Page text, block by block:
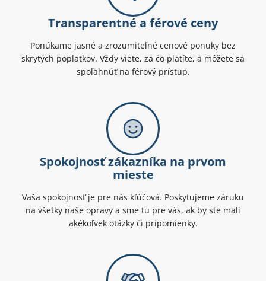
Transparentné a férové ceny
Ponúkame jasné a zrozumiteľné cenové ponuky bez
skrytých poplatkov. Vždy viete, za čo platíte, a môžete sa
spoľahnúť na férový prístup.
Spokojnosť zákazníka na prvom
mieste
Vaša spokojnosť je pre nás kľúčová. Poskytujeme záruku
na všetky naše opravy a sme tu pre vás, ak by ste mali
akékoľvek otázky či pripomienky.